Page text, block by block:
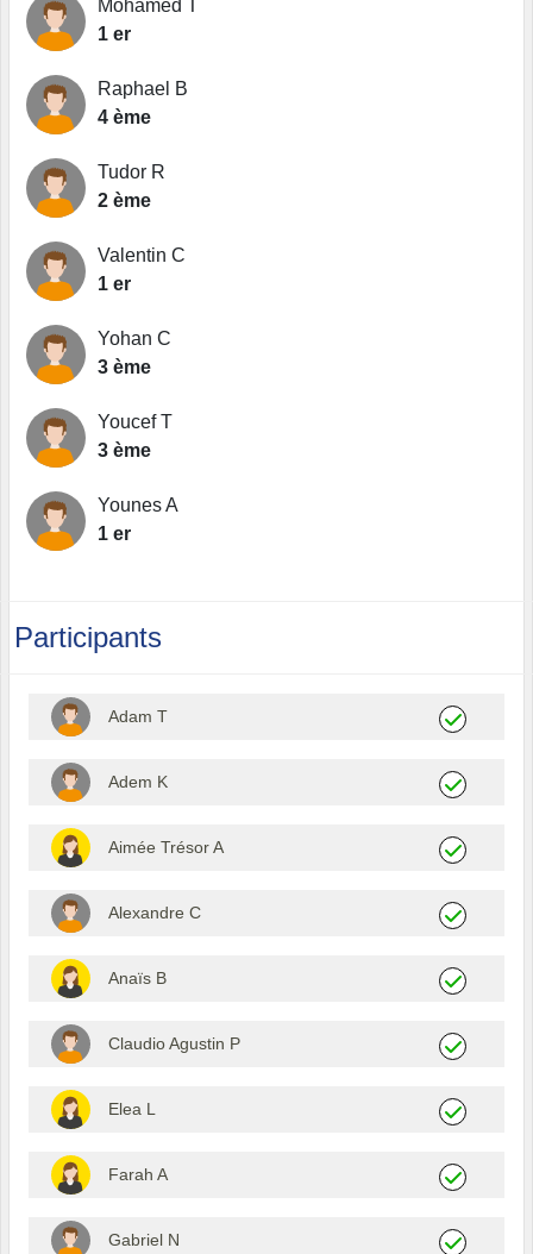
Mohamed T
1 er
Raphael B
4 ème
Tudor R
2 ème
Valentin C
1 er
Yohan C
3 ème
Youcef T
3 ème
Younes A
1 er
Participants
Adam T
Adem K
Aimée Trésor A
Alexandre C
Anaïs B
Claudio Agustin P
Elea L
Farah A
Gabriel N